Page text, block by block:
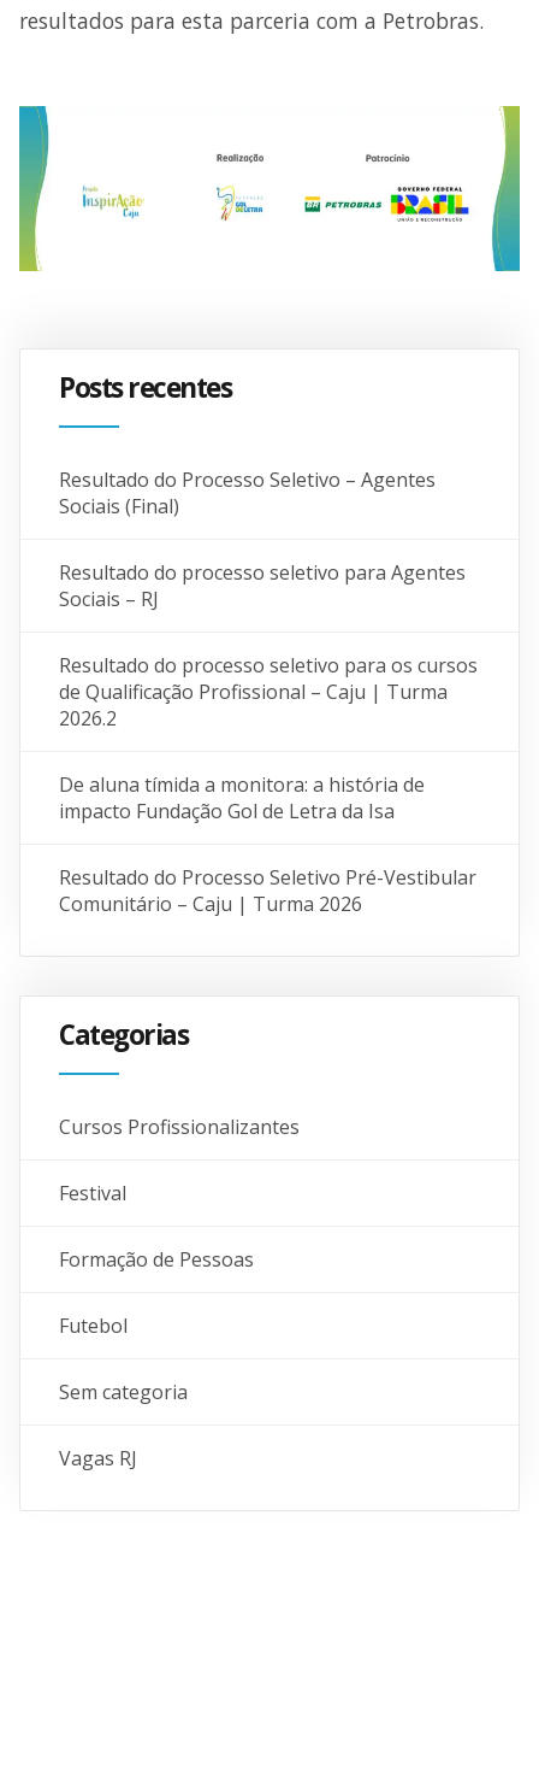
resultados para esta parceria com a Petrobras.
Posts recentes
Resultado do Processo Seletivo – Agentes
Sociais (Final)
Resultado do processo seletivo para Agentes
Sociais – RJ
Resultado do processo seletivo para os cursos
de Qualificação Profissional – Caju | Turma
2026.2
De aluna tímida a monitora: a história de
impacto Fundação Gol de Letra da Isa
Resultado do Processo Seletivo Pré-Vestibular
Comunitário – Caju | Turma 2026
Categorias
Cursos Profissionalizantes
Festival
Formação de Pessoas
Futebol
Sem categoria
Vagas RJ